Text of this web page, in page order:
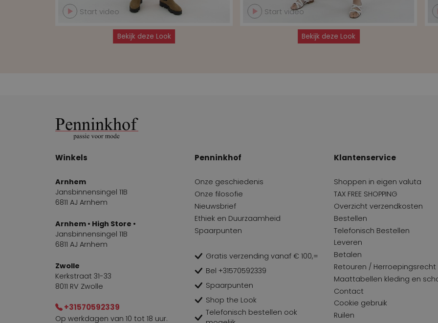
Start video
Bekijk deze Look
Start video
Bekijk deze Look
Winkels
Arnhem
Jansbinnensingel 11B
6811 AJ Arnhem
Arnhem • High Store •
Jansbinnensingel 11B
6811 AJ Arnhem
Zwolle
Kerkstraat 31-33
8011 RV Zwolle
+31570592339
Op werkdagen van 10 tot 18 uur.
Penninkhof
Onze geschiedenis
Onze filosofie
Nieuwsbrief
Ethiek en Duurzaamheid
Spaarpunten
Gratis verzending vanaf € 100,=
Bel +31570592339
Spaarpunten
Shop the Look
Telefonisch bestellen ook
Klantenservice
Shoppen in eigen valuta
TAX FREE SHOPPING
Overzicht verzendkosten
Bestellen
Telefonisch Bestellen
Leveren
Betalen
Retouren / Herroepingsrecht
Maattabellen kleding en
Contact
Cookie gebruik
Ruilen